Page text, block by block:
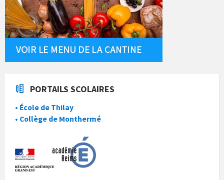
PORTAILS SCOLAIRES
• École de Thilay
• Collège de Monthermé